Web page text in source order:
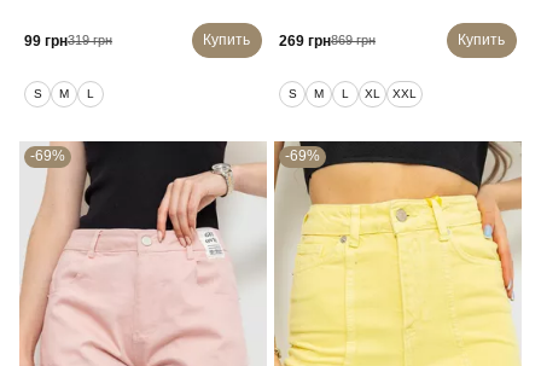
99 грн319 грн Купить
S M L
269 грн869 грн Купить
S M L XL XXL
-69% -69%